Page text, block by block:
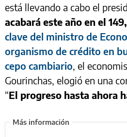
está llevando a cabo el
acabará este año en el
clave del ministro de
organismo de crédito en
cepo cambiario, el
Gourinchas, elogió en una
“El progreso hasta ahora